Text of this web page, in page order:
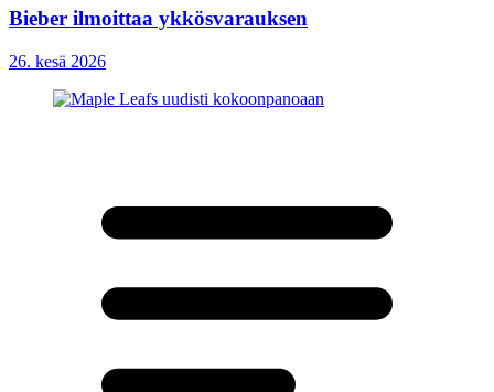
Bieber ilmoittaa ykkösvarauksen
26. kesä 2026